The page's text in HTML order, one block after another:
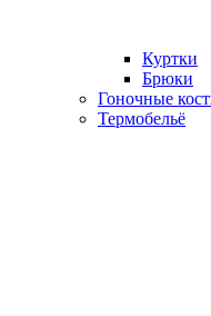
Куртки
Брюки
Гоночные
Термобельё